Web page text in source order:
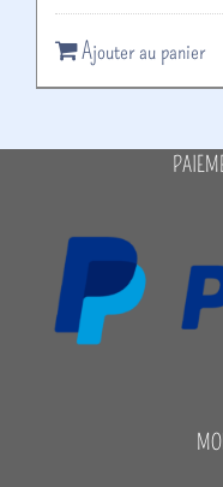
Ajouter au panier